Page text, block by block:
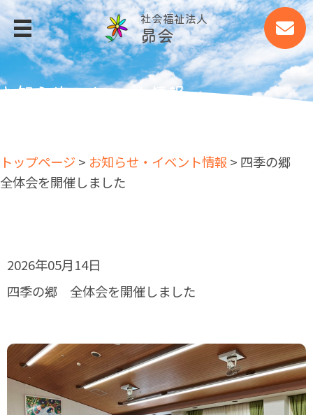
社会福祉法人
昴会
MENU
トップページ
事業所案内
四季の郷
細江あすなろ作業所
アグリッシュ西丘
ご利用の流れ
採用情報
ご要望相談窓口
お知らせ・イベント情報
トップページ > お知らせ・イベント情報 > 四季の郷
全体会を開催しました
2026年05月14日
四季の郷 全体会を開催しました